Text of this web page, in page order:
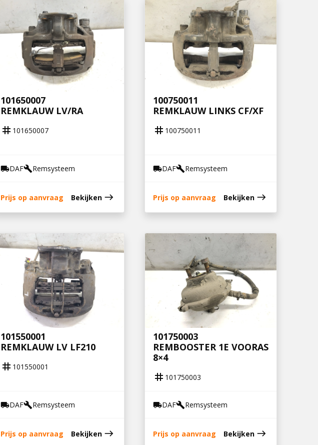
101650007
REMKLAUW LV/RA
tag 101650007
local_shippingDAFbuildRemsysteem
Prijs op aanvraag Bekijken east
100750011
REMKLAUW LINKS CF/XF
tag 100750011
local_shippingDAFbuildRemsysteem
Prijs op aanvraag Bekijken east
101550001
REMKLAUW LV LF210
tag 101550001
local_shippingDAFbuildRemsysteem
Prijs op aanvraag Bekijken east
101750003
REMBOOSTER 1E VOORAS
8×4
tag 101750003
local_shippingDAFbuildRemsysteem
Prijs op aanvraag Bekijken east